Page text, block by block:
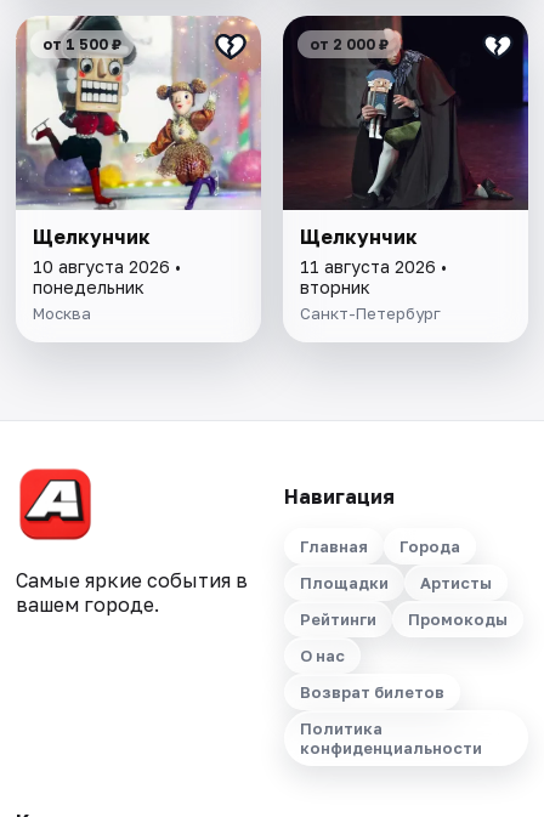
от 1 500 ₽
Щелкунчик
10 августа 2026 •
понедельник
Москва
от 2 000 ₽
Щелкунчик
11 августа 2026 •
вторник
Санкт-Петербург
Самые яркие события в
вашем городе.
Навигация
Главная
Города
Площадки
Артисты
Рейтинги
Промокоды
О нас
Возврат билетов
Политика
конфиденциальности